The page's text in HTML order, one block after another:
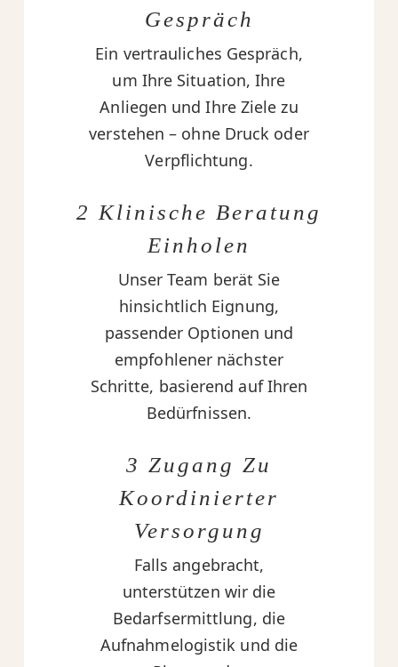
Gespräch
Ein vertrauliches Gespräch,
um Ihre Situation, Ihre
Anliegen und Ihre Ziele zu
verstehen – ohne Druck oder
Verpflichtung.
2 Klinische Beratung
Einholen
Unser Team berät Sie
hinsichtlich Eignung,
passender Optionen und
empfohlener nächster
Schritte, basierend auf Ihren
Bedürfnissen.
3 Zugang Zu
Koordinierter
Versorgung
Falls angebracht,
unterstützen wir die
Bedarfsermittlung, die
Aufnahmelogistik und die